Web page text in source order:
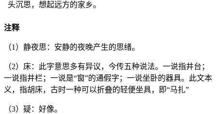
头沉思，想起远方的家乡。
注释
（1） 静夜思：安静的夜晚产生的思绪。
（2） 床：此字意思多有异议，今传五种说法。一说指井台；
一说指井栏；一说是“窗”的通假字；一说坐卧的器具。此文本
义，指胡床，古时一种可以折叠的轻便坐具，即“马扎”
（3） 疑：好像。